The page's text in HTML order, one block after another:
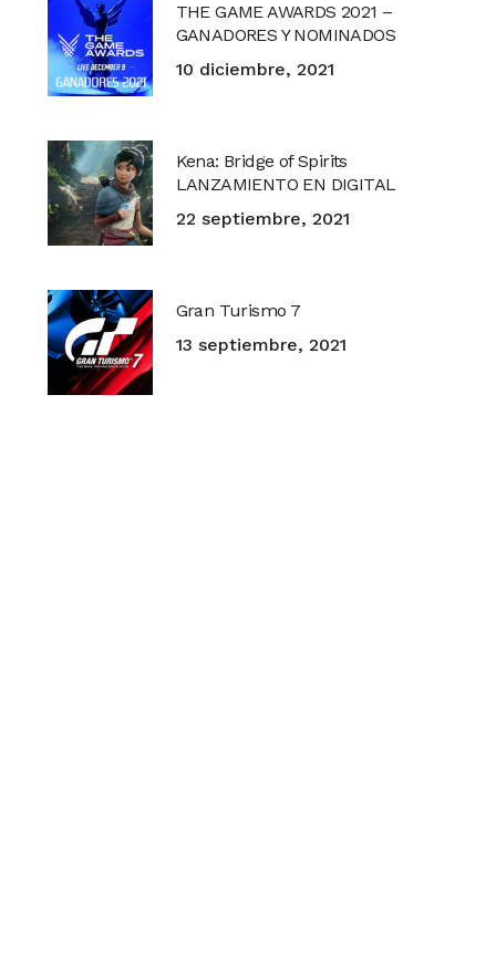
THE GAME AWARDS 2021 –
GANADORES Y NOMINADOS
10 diciembre, 2021
Kena: Bridge of Spirits
LANZAMIENTO EN DIGITAL
22 septiembre, 2021
Gran Turismo 7
13 septiembre, 2021